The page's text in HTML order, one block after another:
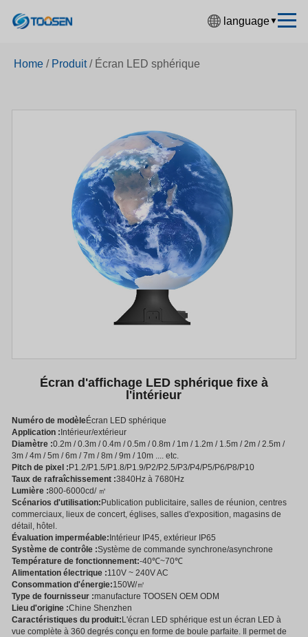
language▼
Deutsch
日本語
한국어
Русский
بالعربية
Home / Produit/ Écran LED sphérique
Écran d'affichage LED sphérique fixe à
l'intérieur
Numéro de modèleÉcran LED sphérique
Application :Intérieur/extérieur
Diamètre :0.2m / 0.3m / 0.4m / 0.5m / 0.8m / 1m / 1.2m / 1.5m / 2m / 2.5m /
3m / 4m / 5m / 6m / 7m / 8m / 9m / 10m .... etc.
Pitch de pixel :P1.2/P1.5/P1.8/P1.9/P2/P2.5/P3/P4/P5/P6/P8/P10
Taux de rafraîchissement :3840Hz à 7680Hz
Lumière :800-6000cd/ ㎡
Scénarios d'utilisation:Publication publicitaire, salles de réunion, centres
commerciaux, lieux de concert, églises, salles d'exposition, magasins de
détail, hôtel.
Évaluation imperméable:Intérieur IP45, extérieur IP65
Système de contrôle :Système de commande synchrone/asynchrone
Température de fonctionnement:-40℃~70℃
Alimentation électrique :110V ~ 240V AC
Consommation d'énergie:150W/㎡
Type de fournisseur :manufacture TOOSEN OEM ODM
Lieu d'origine :Chine Shenzhen
Caractéristiques du produit:L'écran LED sphérique est un écran LED à
vue complète à 360 degrés conçu en forme de boule parfaite. Il permet de